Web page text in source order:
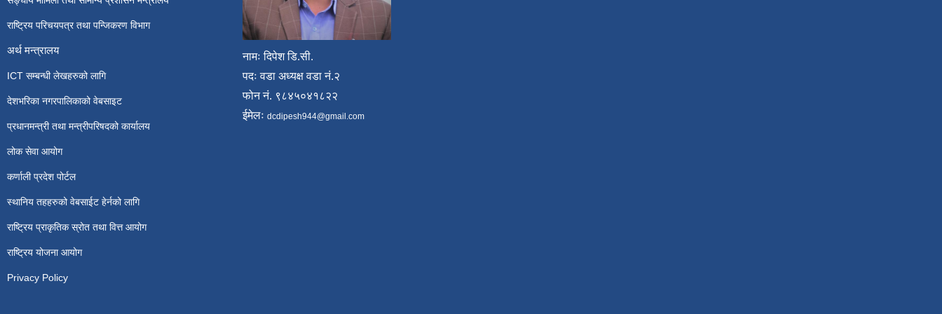
राष्ट्रिय परिचयपत्र तथा पन्जिकरण विभाग
अर्थ मन्त्रालय
ICT सम्बन्धी लेखहरुको लागि
देशभरिका नगरपालिकाको वेबसाइट
प्रधानमन्त्री तथा मन्त्रीपरिषदको कार्यालय
लोक सेवा आयोग
कर्णाली प्रदेश पोर्टल
स्थानिय तहहरुको वेबसाईट हेर्नको लागि
राष्ट्रिय प्राकृतिक स्रोत तथा वित्त आयोग
राष्ट्रिय योजना आयोग
Privacy Policy
नामः दिपेश डि.सी.
पदः वडा अध्यक्ष वडा नं.२
फोन नं. ९८४५०४१८२२
ईमेलः dcdipesh944@gmail.com